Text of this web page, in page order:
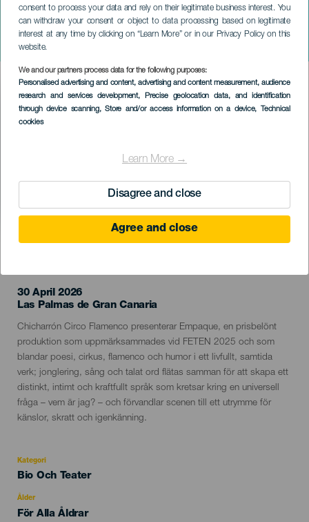
consent to process your data and rely on their legitimate business interest. You
can withdraw your consent or object to data processing based on legitimate
interest at any time by clicking on “Learn More” or in our Privacy Policy on this
website.
We and our partners process data for the following purposes:
Personalised advertising and content, advertising and content measurement, audience
research and services development, Precise geolocation data, and identification
through device scanning, Store and/or access information on a device, Technical
cookies
Learn More →
Disagree and close
Agree and close
Empaque
GRAN CANARIA
Imagen
Listado
30 April 2026
Localidad
Las Palmas de Gran Canaria
Descripción
del
evento
Chicharrón Circo Flamenco presenterar Empaque, en prisbelönt
produktion som uppmärksammades vid FETEN 2025 och som
blandar poesi, cirkus, flamenco och humor i ett livfullt, samtida
verk; jonglering, sång och talat ord flätas samman för att skapa ett
distinkt, intimt och kraftfullt språk som kretsar kring en universell
fråga – vem är jag? – och förvandlar scenen till ett utrymme för
känslor, skratt och igenkänning.
Kategori
Categoría
evento
Bio Och Teater
Ålder
Edad
För Alla Åldrar